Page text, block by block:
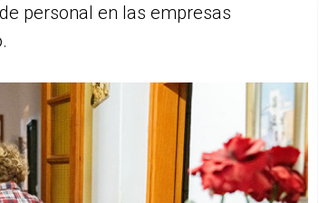
personal en las empresas